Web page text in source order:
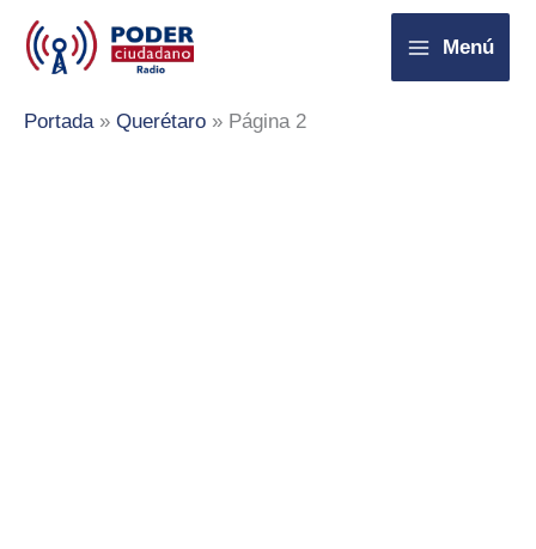
contenido
Menú
Portada» Querétaro » Página 2